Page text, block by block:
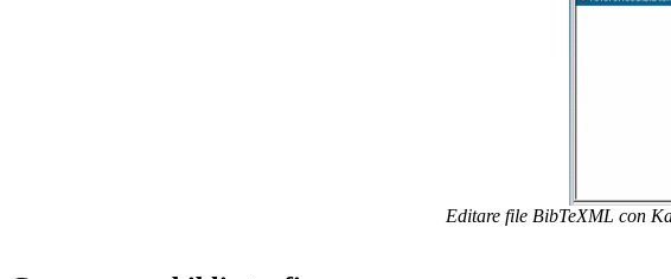
Editare file BibTeXML con